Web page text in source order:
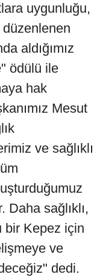
uygunluğu,
düzenlenen
aldığımız
ödülü ile
hak
Mesut
ve sağlıklı
Daha sağlıklı,
bir Kepez için
ve
dedi.